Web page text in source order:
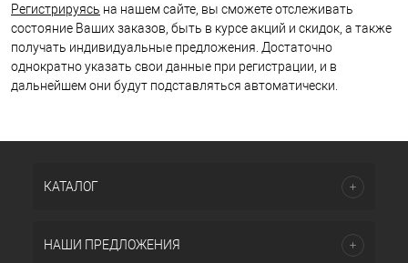
Регистрируясь на нашем сайте, вы сможете отслеживать
состояние Ваших заказов, быть в курсе акций и скидок, а также
получать индивидуальные предложения. Достаточно
однократно указать свои данные при регистрации, и в
дальнейшем они будут подставляться автоматически.
КАТАЛОГ
НАШИ ПРЕДЛОЖЕНИЯ